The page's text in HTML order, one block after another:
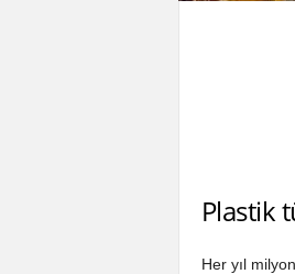
Plastik
Her yıl